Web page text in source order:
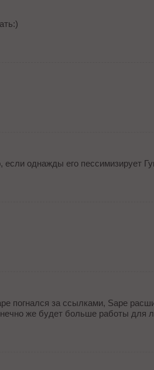
однажды его пессимизирует
погнался за ссылками, Sape
же будет больше работы для